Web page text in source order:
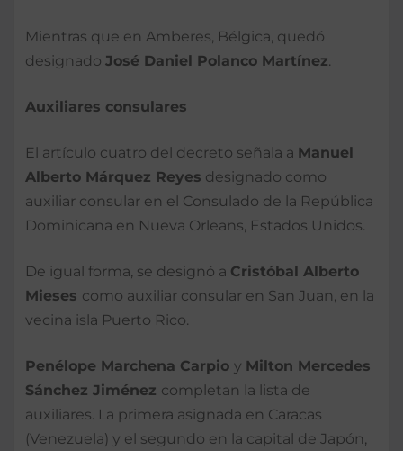
Mientras que en Amberes, Bélgica, quedó
designado José Daniel Polanco Martínez.
Auxiliares consulares
El artículo cuatro del decreto señala a Manuel
Alberto Márquez Reyes designado como
auxiliar consular en el Consulado de la República
Dominicana en Nueva Orleans, Estados Unidos.
De igual forma, se designó a Cristóbal Alberto
Mieses como auxiliar consular en San Juan, en la
vecina isla Puerto Rico.
Penélope Marchena Carpio y Milton Mercedes
Sánchez Jiménez completan la lista de
auxiliares. La primera asignada en Caracas
(Venezuela) y el segundo en la capital de Japón,